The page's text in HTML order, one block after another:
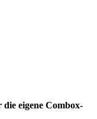
eigene Combox-